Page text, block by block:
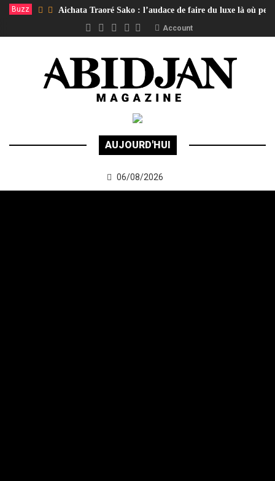
Buzz Aichata Traoré Sako : l’audace de faire du luxe là où
Account
AUJOURD'HUI
06/08/2026